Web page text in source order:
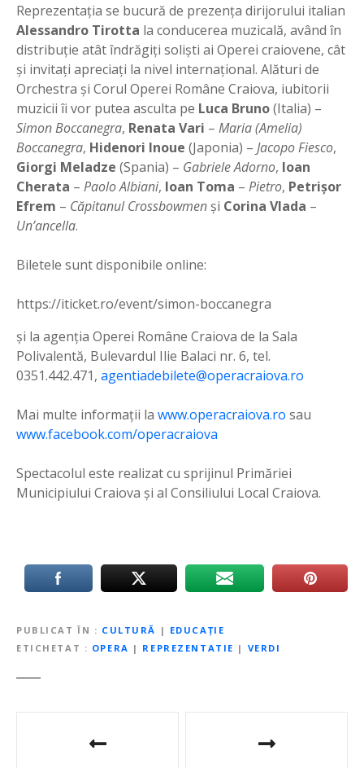
Reprezentația se bucură de prezența dirijorului italian
Alessandro Tirotta la conducerea muzicală, având în
distribuție atât îndrăgiți soliști ai Operei craiovene, cât
și invitați apreciați la nivel internațional. Alături de
Orchestra și Corul Operei Române Craiova, iubitorii
muzicii îi vor putea asculta pe Luca Bruno(Italia) –
Simon Boccanegra, Renata Vari – Maria (Amelia)
Boccanegra, Hidenori Inoue (Japonia) – Jacopo Fiesco,
Giorgi Meladze (Spania) – Gabriele Adorno, Ioan
Cherata – Paolo Albiani, Ioan Toma – Pietro, Petrișor
Efrem – Căpitanul Crossbowmen şi Corina Vlada –
Un’ancella.
Biletele sunt disponibile online:
https://iticket.ro/event/simon-boccanegra
și la agenția Operei Române Craiova de la Sala
Polivalentă, Bulevardul Ilie Balaci nr. 6, tel.
0351.442.471, agentiadebilete@operacraiova.ro
Mai multe informații la www.operacraiova.ro sau
www.facebook.com/operacraiova
Spectacolul este realizat cu sprijinul Primăriei
Municipiului Craiova și al Consiliului Local Craiova.
PUBLICAT ÎN CULTURĂ | EDUCAȚIE
ETICHETAT
OPERA | REPREZENTATIE | VERDI